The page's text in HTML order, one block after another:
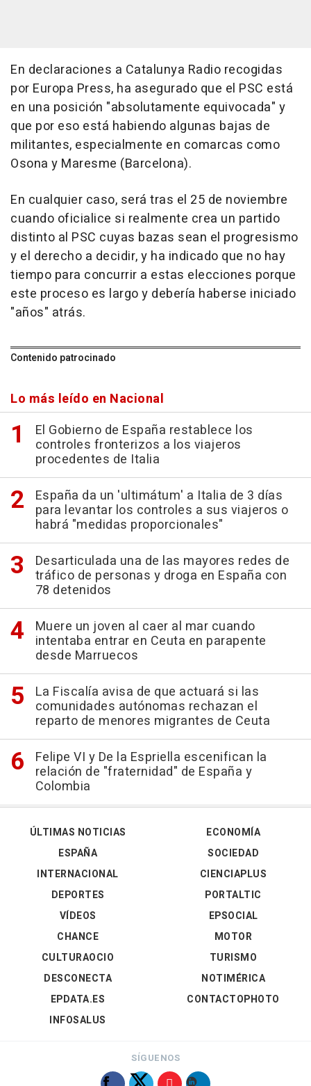
En declaraciones a Catalunya Radio recogidas
por Europa Press, ha asegurado que el PSC está
en una posición "absolutamente equivocada" y
que por eso está habiendo algunas bajas de
militantes, especialmente en comarcas como
Osona y Maresme (Barcelona).
En cualquier caso, será tras el 25 de noviembre
cuando oficialice si realmente crea un partido
distinto al PSC cuyas bazas sean el progresismo
y el derecho a decidir, y ha indicado que no hay
tiempo para concurrir a estas elecciones porque
este proceso es largo y debería haberse iniciado
"años" atrás.
Contenido patrocinado
Lo más leído en Nacional
El Gobierno de España restablece los
controles fronterizos a los viajeros
procedentes de Italia
España da un 'ultimátum' a Italia de 3 días
para levantar los controles a sus viajeros o
habrá "medidas proporcionales"
Desarticulada una de las mayores redes de
tráfico de personas y droga en España con
78 detenidos
Muere un joven al caer al mar cuando
intentaba entrar en Ceuta en parapente
desde Marruecos
La Fiscalía avisa de que actuará si las
comunidades autónomas rechazan el
reparto de menores migrantes de Ceuta
Felipe VI y De la Espriella escenifican la
relación de "fraternidad" de España y
Colombia
ÚLTIMAS NOTICIAS
ESPAÑA
INTERNACIONAL
DEPORTES
VÍDEOS
ECONOMÍA
SOCIEDAD
CIENCIAPLUS
PORTALTIC
EPSOCIAL
CHANCE
CULTURAOCIO
DESCONECTA
EPDATA.ES
INFOSALUS
MOTOR
TURISMO
NOTIMÉRICA
CONTACTOPHOTO
SÍGUENOS